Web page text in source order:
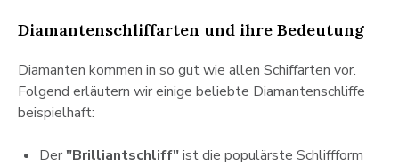
Diamantenschliffarten und ihre Bedeutung
Diamanten kommen in so gut wie allen Schiffarten vor.
Folgend erläutern wir einige beliebte Diamantenschliffe
beispielhaft:
Der"Brilliantschliff"ist die populärste Schliffform